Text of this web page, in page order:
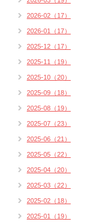
2026-02（17）
2026-01（17）
2025-12（17）
2025-11（19）
2025-10（20）
2025-09（18）
2025-08（19）
2025-07（23）
2025-06（21）
2025-05（22）
2025-04（20）
2025-03（22）
2025-02（18）
2025-01（19）